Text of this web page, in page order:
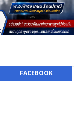
FACEBOOK